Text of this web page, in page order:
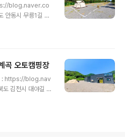
blog.naver.co
동시 무릉1길 20
진 오토캠핑 사이
중이다. 내부에는
이 가능할 정도의
과 안동문화관광단
- 이용시간 : [캠
곡 오토캠핑장
: https://blog.nav
김천시 대야길 3
35㎞가량 떨어졌